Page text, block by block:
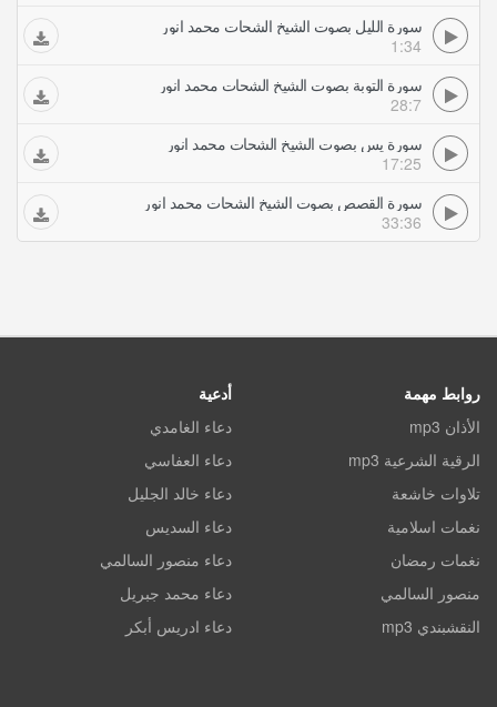
سورة الليل بصوت الشيخ الشحات محمد انور
1:34
سورة التوبة بصوت الشيخ الشحات محمد انور
28:7
سورة يس بصوت الشيخ الشحات محمد انور
17:25
سورة القصص بصوت الشيخ الشحات محمد انور
33:36
روابط مهمة
الأذان mp3
الرقية الشرعية mp3
تلاوات خاشعة
نغمات اسلامية
نغمات رمضان
منصور السالمي
النقشبندي mp3
أدعية
دعاء الغامدي
دعاء العفاسي
دعاء خالد الجليل
دعاء السديس
دعاء منصور السالمي
دعاء محمد جبريل
دعاء ادريس أبكر